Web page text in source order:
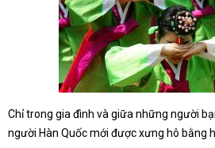
Chỉ trong gia đình và giữa những người
người Hàn Quốc mới được xưng hô bằng